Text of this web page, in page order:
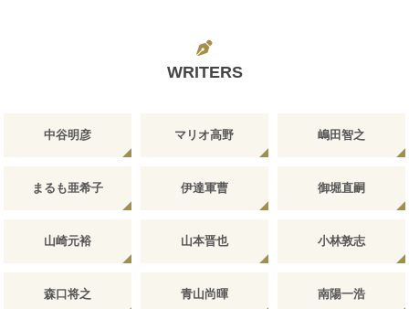
WRITERS
中谷明彦 マリオ高野 嶋田智之
まるも亜希子 伊達軍曹 御堀直嗣
山崎元裕 山本晋也 小林敦志
森口将之 青山尚暉 南陽一浩